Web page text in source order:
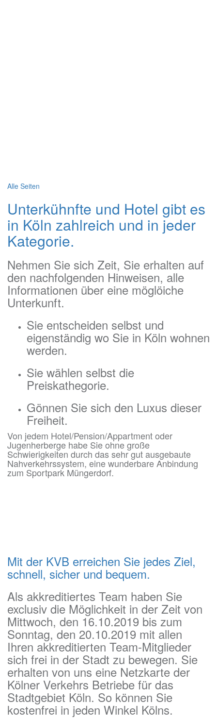
Alle Seiten
Unterkühnfte und Hotel gibt es
in Köln zahlreich und in jeder
Kategorie.
Nehmen Sie sich Zeit, Sie erhalten auf
den nachfolgenden Hinweisen, alle
Informationen über eine möglöiche
Unterkunft.
Sie entscheiden selbst und
eigenständig wo Sie in Köln wohnen
werden.
Sie wählen selbst die
Preiskathegorie.
Gönnen Sie sich den Luxus dieser
Freiheit.
Von jedem Hotel/Pension/Appartment oder
Jugenherberge habe Sie ohne große
Schwierigkeiten durch das sehr gut ausgebaute
Nahverkehrssystem, eine wunderbare Anbindung
zum Sportpark Müngerdorf.
Mit der KVB erreichen Sie jedes Ziel,
schnell, sicher und bequem.
Als akkreditiertes Team haben Sie
exclusiv die Möglichkeit in der Zeit von
Mittwoch, den 16.10.2019 bis zum
Sonntag, den 20.10.2019 mit allen
Ihren akkreditierten Team-Mitglieder
sich frei in der Stadt zu bewegen. Sie
erhalten von uns eine Netzkarte der
Kölner Verkehrs Betriebe für das
Stadtgebiet Köln. So können Sie
kostenfrei in jeden Winkel Kölns.